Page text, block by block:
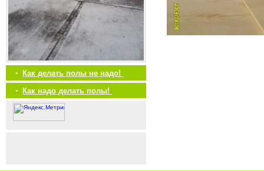
•
Как делать полы не надо!
•
Как надо делать полы!